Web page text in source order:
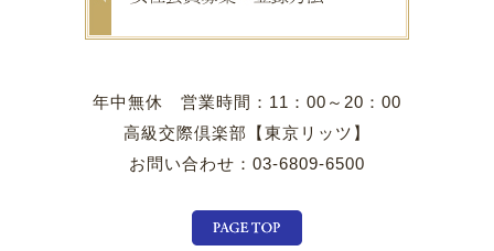
年中無休 営業時間：11：00～20：00
高級交際倶楽部【東京リッツ】
お問い合わせ：03-6809-6500